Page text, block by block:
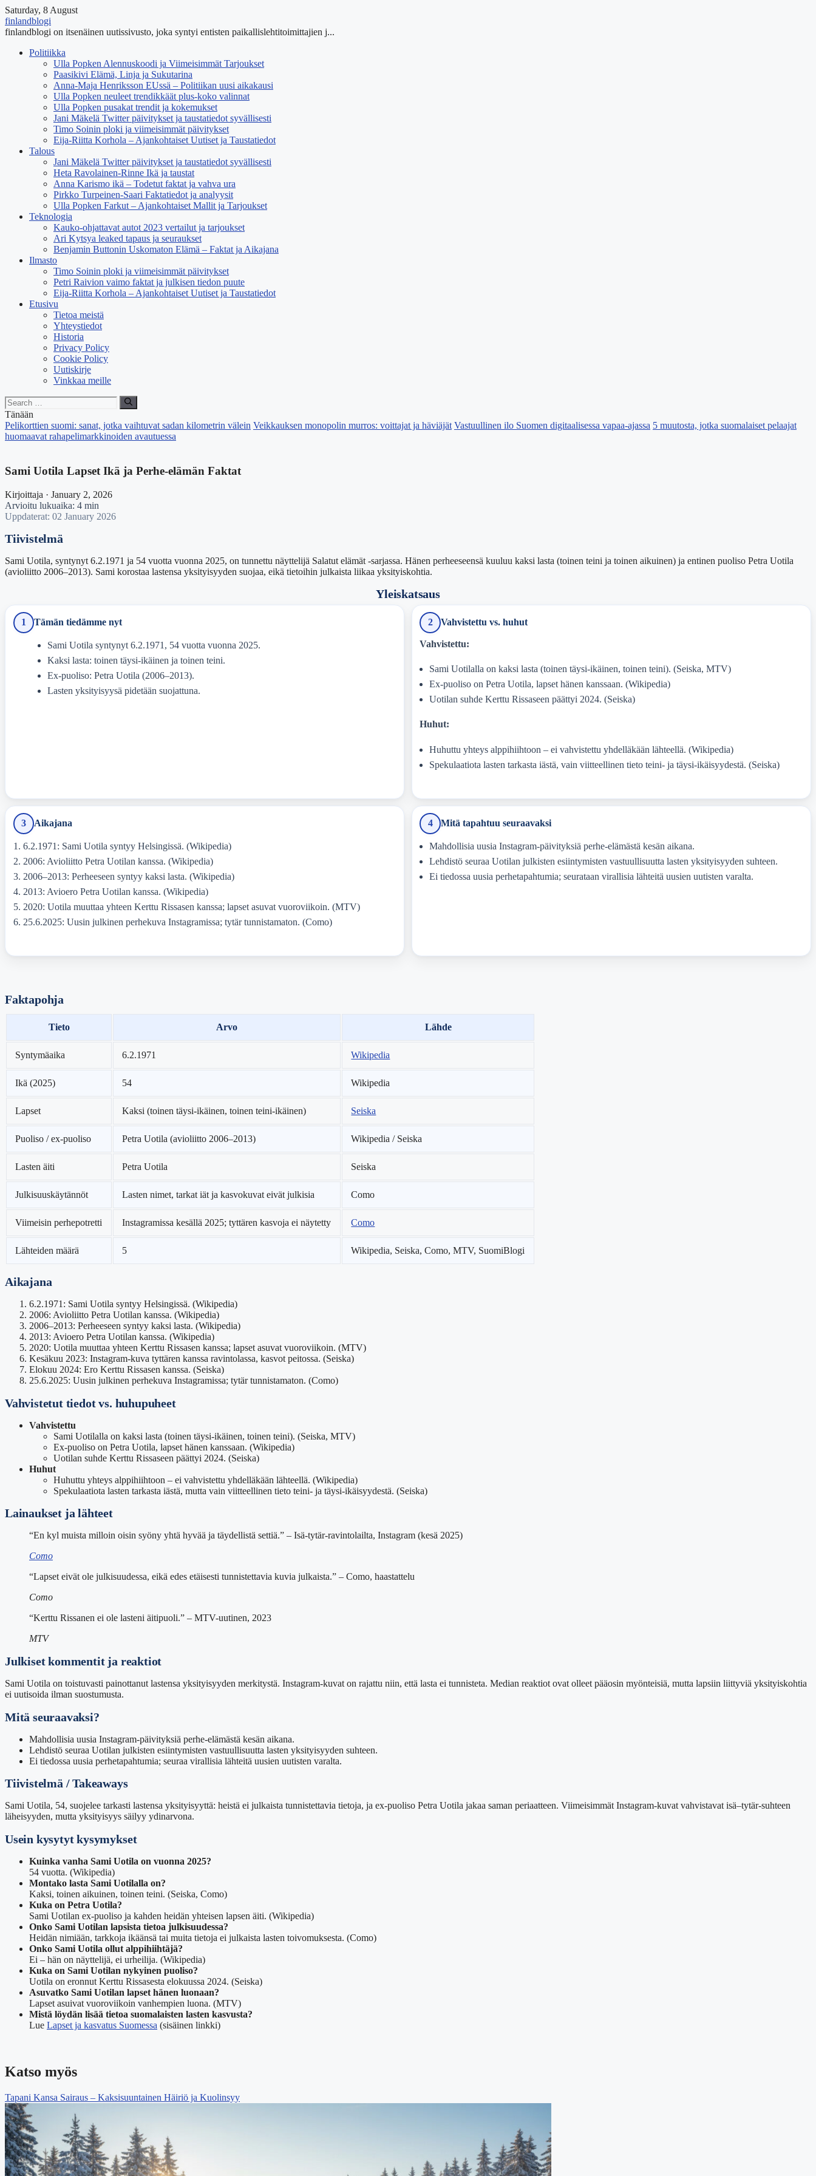
Saturday, 8 August
finlandblogi
finlandblogi on itsenäinen uutissivusto, joka syntyi entisten paikallislehtitoimittajien j...
Politiikka
Ulla Popken Alennuskoodi ja Viimeisimmät Tarjoukset
Paasikivi Elämä, Linja ja Sukutarina
Anna-Maja Henriksson EUssä – Politiikan uusi aikakausi
Ulla Popken neuleet trendikkäät plus-koko valinnat
Ulla Popken pusakat trendit ja kokemukset
Jani Mäkelä Twitter päivitykset ja taustatiedot syvällisesti
Timo Soinin ploki ja viimeisimmät päivitykset
Eija-Riitta Korhola – Ajankohtaiset Uutiset ja Taustatiedot
Talous
Jani Mäkelä Twitter päivitykset ja taustatiedot syvällisesti
Heta Ravolainen-Rinne Ikä ja taustat
Anna Karismo ikä – Todetut faktat ja vahva ura
Pirkko Turpeinen-Saari Faktatiedot ja analyysit
Ulla Popken Farkut – Ajankohtaiset Mallit ja Tarjoukset
Teknologia
Kauko-ohjattavat autot 2023 vertailut ja tarjoukset
Ari Kytsya leaked tapaus ja seuraukset
Benjamin Buttonin Uskomaton Elämä – Faktat ja Aikajana
Ilmasto
Timo Soinin ploki ja viimeisimmät päivitykset
Petri Raivion vaimo faktat ja julkisen tiedon puute
Eija-Riitta Korhola – Ajankohtaiset Uutiset ja Taustatiedot
Etusivu
Tietoa meistä
Yhteystiedot
Historia
Privacy Policy
Cookie Policy
Uutiskirje
Vinkkaa meille
Search
for:
Tänään
Pelikorttien suomi: sanat, jotka vaihtuvat sadan kilometrin välein Veikkauksen monopolin murros: voittajat ja häviäjät Vastuullinen ilo Suomen digitaalisessa vapaa-ajassa 5 muutosta, jotka suomalaiset pelaajat
huomaavat rahapelimarkkinoiden avautuessa
Sami Uotila Lapset Ikä ja Perhe-elämän Faktat
Kirjoittaja · January 2, 2026
Arvioitu lukuaika: 4 min
Uppdaterat: 02 January 2026
Tiivistelmä
Sami Uotila, syntynyt 6.2.1971 ja 54 vuotta vuonna 2025, on tunnettu näyttelijä Salatut elämät -sarjassa. Hänen perheeseensä kuuluu kaksi lasta (toinen teini ja toinen aikuinen) ja entinen puoliso Petra Uotila
(avioliitto 2006–2013). Sami korostaa lastensa yksityisyyden suojaa, eikä tietoihin julkaista liikaa yksityiskohtia.
Yleiskatsaus
1 Tämän tiedämme nyt
Sami Uotila syntynyt 6.2.1971, 54 vuotta vuonna 2025.
Kaksi lasta: toinen täysi-ikäinen ja toinen teini.
Ex-puoliso: Petra Uotila (2006–2013).
Lasten yksityisyysä pidetään suojattuna.
2 Vahvistettu vs. huhut
Vahvistettu:
Sami Uotilalla on kaksi lasta (toinen täysi-ikäinen, toinen teini). (Seiska, MTV)
Ex-puoliso on Petra Uotila, lapset hänen kanssaan. (Wikipedia)
Uotilan suhde Kerttu Rissaseen päättyi 2024. (Seiska)
Huhut:
Huhuttu yhteys alppihiihtoon – ei vahvistettu yhdelläkään lähteellä. (Wikipedia)
Spekulaatiota lasten tarkasta iästä, vain viitteellinen tieto teini- ja täysi-ikäisyydestä. (Seiska)
3 Aikajana
6.2.1971 : Sami Uotila syntyy Helsingissä. (Wikipedia)
2006: Avioliitto Petra Uotilan kanssa. (Wikipedia)
2006–2013: Perheeseen syntyy kaksi lasta. (Wikipedia)
2013: Avioero Petra Uotilan kanssa. (Wikipedia)
2020: Uotila muuttaa yhteen Kerttu Rissasen kanssa; lapset asuvat vuoroviikoin. (MTV)
25.6.2025: Uusin julkinen perhekuva Instagramissa; tytär tunnistamaton. (Como)
4 Mitä tapahtuu seuraavaksi
Mahdollisia uusia Instagram-päivityksiä perhe-elämästä kesän aikana.
Lehdistö seuraa Uotilan julkisten esiintymisten vastuullisuutta lasten yksityisyyden suhteen.
Ei tiedossa uusia perhetapahtumia; seurataan virallisia lähteitä uusien uutisten varalta.
Faktapohja
Tieto Arvo Lähde
Syntymäaika 6.2.1971 Wikipedia
Ikä (2025) 54 Wikipedia
Lapset Kaksi (toinen täysi-ikäinen, toinen teini-ikäinen) Seiska
Puoliso / ex-puoliso Petra Uotila (avioliitto 2006–2013) Wikipedia / Seiska
Lasten äiti Petra Uotila Seiska
Julkisuuskäytännöt Lasten nimet, tarkat iät ja kasvokuvat eivät julkisia Como
Viimeisin perhepotretti Instagramissa kesällä 2025; tyttären kasvoja ei näytetty Como
Lähteiden määrä 5 Wikipedia, Seiska, Como, MTV, SuomiBlogi
Aikajana
6.2.1971 : Sami Uotila syntyy Helsingissä. (Wikipedia)
2006: Avioliitto Petra Uotilan kanssa. (Wikipedia)
2006–2013: Perheeseen syntyy kaksi lasta. (Wikipedia)
2013: Avioero Petra Uotilan kanssa. (Wikipedia)
2020: Uotila muuttaa yhteen Kerttu Rissasen kanssa; lapset asuvat vuoroviikoin. (MTV)
Kesäkuu 2023: Instagram-kuva tyttären kanssa ravintolassa, kasvot peitossa. (Seiska)
Elokuu 2024: Ero Kerttu Rissasen kanssa. (Seiska)
25.6.2025: Uusin julkinen perhekuva Instagramissa; tytär tunnistamaton. (Como)
Vahvistetut tiedot vs. huhupuheet
Vahvistettu
Sami Uotilalla on kaksi lasta (toinen täysi-ikäinen, toinen teini). (Seiska, MTV)
Ex-puoliso on Petra Uotila, lapset hänen kanssaan. (Wikipedia)
Uotilan suhde Kerttu Rissaseen päättyi 2024. (Seiska)
Huhut
Huhuttu yhteys alppihiihtoon – ei vahvistettu yhdelläkään lähteellä. (Wikipedia)
Spekulaatiota lasten tarkasta iästä, mutta vain viitteellinen tieto teini- ja täysi-ikäisyydestä. (Seiska)
Lainaukset ja lähteet
“En kyl muista milloin oisin syöny yhtä hyvää ja täydellistä settiä.” – Isä-tytär-ravintolailta, Instagram (kesä 2025)
Como
“Lapset eivät ole julkisuudessa, eikä edes etäisesti tunnistettavia kuvia julkaista.” – Como, haastattelu
Como
“Kerttu Rissanen ei ole lasteni äitipuoli.” – MTV-uutinen, 2023
MTV
Julkiset kommentit ja reaktiot
Sami Uotila on toistuvasti painottanut lastensa yksityisyyden merkitystä. Instagram-kuvat on rajattu niin, että lasta ei tunnisteta. Median reaktiot ovat olleet pääosin myönteisiä, mutta lapsiin liittyviä yksityiskohtia
ei uutisoida ilman suostumusta.
Mitä seuraavaksi?
Mahdollisia uusia Instagram-päivityksiä perhe-elämästä kesän aikana.
Lehdistö seuraa Uotilan julkisten esiintymisten vastuullisuutta lasten yksityisyyden suhteen.
Ei tiedossa uusia perhetapahtumia; seuraa virallisia lähteitä uusien uutisten varalta.
Tiivistelmä / Takeaways
Sami Uotila, 54, suojelee tarkasti lastensa yksityisyyttä: heistä ei julkaista tunnistettavia tietoja, ja ex-puoliso Petra Uotila jakaa saman periaatteen. Viimeisimmät Instagram-kuvat vahvistavat isä–tytär-suhteen
läheisyyden, mutta yksityisyys säilyy ydinarvona.
Usein kysytyt kysymykset
Kuinka vanha Sami Uotila on vuonna 2025?
54 vuotta. (Wikipedia)
Montako lasta Sami Uotilalla on?
Kaksi, toinen aikuinen, toinen teini. (Seiska, Como)
Kuka on Petra Uotila?
Sami Uotilan ex-puoliso ja kahden heidän yhteisen lapsen äiti. (Wikipedia)
Onko Sami Uotilan lapsista tietoa julkisuudessa?
Heidän nimiään, tarkkoja ikäänsä tai muita tietoja ei julkaista lasten toivomuksesta. (Como)
Onko Sami Uotila ollut alppihiihtäjä?
Ei – hän on näyttelijä, ei urheilija. (Wikipedia)
Kuka on Sami Uotilan nykyinen puoliso?
Uotila on eronnut Kerttu Rissasesta elokuussa 2024. (Seiska)
Asuvatko Sami Uotilan lapset hänen luonaan?
Lapset asuivat vuoroviikoin vanhempien luona. (MTV)
Mistä löydän lisää tietoa suomalaisten lasten kasvusta?
Lue Lapset ja kasvatus Suomessa (sisäinen linkki)
Katso myös
Tapani Kansa Sairaus – Kaksisuuntainen Häiriö ja Kuolinsyy